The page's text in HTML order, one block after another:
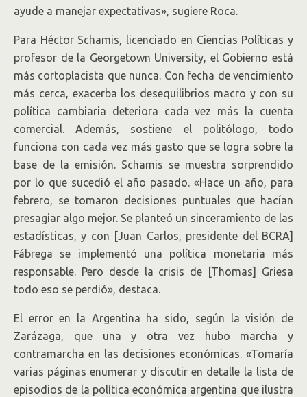
ayude a manejar expectativas», sugiere Roca.
Para Héctor Schamis, licenciado en Ciencias Políticas y
profesor de la Georgetown University, el Gobierno está
más cortoplacista que nunca. Con fecha de vencimiento
más cerca, exacerba los desequilibrios macro y con su
política cambiaria deteriora cada vez más la cuenta
comercial. Además, sostiene el politólogo, todo
funciona con cada vez más gasto que se logra sobre la
base de la emisión. Schamis se muestra sorprendido
por lo que sucedió el año pasado. «Hace un año, para
febrero, se tomaron decisiones puntuales que hacían
presagiar algo mejor. Se planteó un sinceramiento de las
estadísticas, y con [Juan Carlos, presidente del BCRA]
Fábrega se implementó una política monetaria más
responsable. Pero desde la crisis de [Thomas] Griesa
todo eso se perdió», destaca.
El error en la Argentina ha sido, según la visión de
Zarázaga, que una y otra vez hubo marcha y
contramarcha en las decisiones económicas. «Tomaría
varias páginas enumerar y discutir en detalle la lista de
episodios de la política económica argentina que ilustra